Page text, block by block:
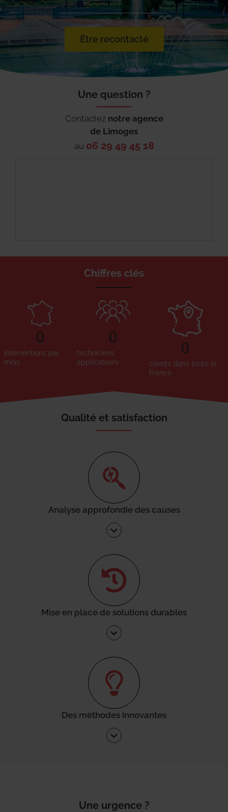
Être recontacté
Une question ?
Contactez notre agence
de Limoges
au 06 29 49 45 18
Chiffres clés
interventions par
mois
0
techniciens
applicateurs
0
clients dans toute la
France
0
Qualité et satisfaction
Analyse approfondie des causes
Mise en place de solutions durables
Des méthodes innovantes
Une urgence ?